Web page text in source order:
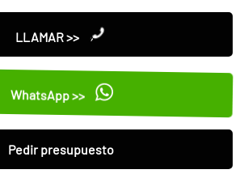
LLAMAR >>
WhatsApp >>
Pedir presupuesto